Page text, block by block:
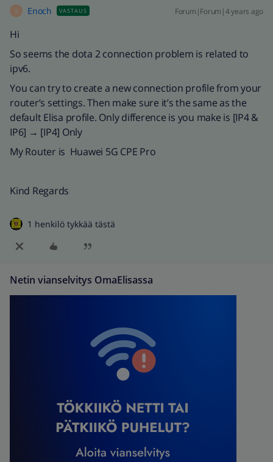
E Enoch VASTAUS Forum|Forum|4 years ago
Hi
So seems the dota 2 connection problem is related to
ipv6.
You can try to create a new connection profile from your
router’s settings. Then make sure it’s the same as the
default Elisa profile. Only difference is you make is [IP4 &
IP6] → [IP4] Only
My Router is Huawei 5G CPE Pro
Kind Regards
1 henkilö tykkää tästä
Netin vianselvitys OmaElisassa